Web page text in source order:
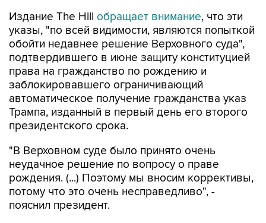
Издание The Hill обращает внимание, что эти
указы, "по всей видимости, являются попыткой
обойти недавнее решение Верховного суда",
подтвердившего в июне защиту конституцией
права на гражданство по рождению и
заблокировавшего ограничивающий
автоматическое получение гражданства указ
Трампа, изданный в первый день его второго
президентского срока.
"В Верховном суде было принято очень
неудачное решение по вопросу о праве
рождения. (...) Поэтому мы вносим коррективы,
потому что это очень несправедливо", -
пояснил президент.